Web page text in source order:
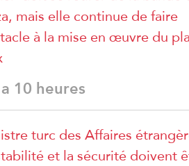
mais elle continue de faire
à la mise en œuvre du
10 heures
turc des Affaires
et la sécurité doivent